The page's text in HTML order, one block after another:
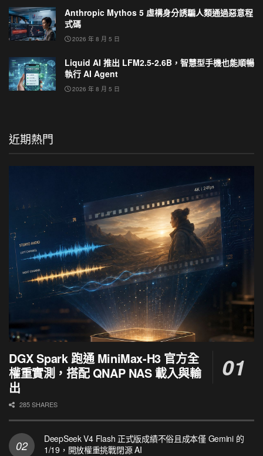
Anthropic Mythos 5 虛構身分誘騙人類通過惡意程
式碼
2026 年 8 月 5 日
Liquid AI 推出 LFM2.5-2.6B，智慧型手機也能順暢
執行 AI Agent
2026 年 8 月 5 日
近期熱門
DGX Spark 跑通 MiniMax-H3 官方全
權重實測，搭配 QNAP NAS 載入與輸
出
285 SHARES
DeepSeek V4 Flash 正式版成績不俗且成本僅 Gemini 的
1/19，開放權重挑戰閉源 AI